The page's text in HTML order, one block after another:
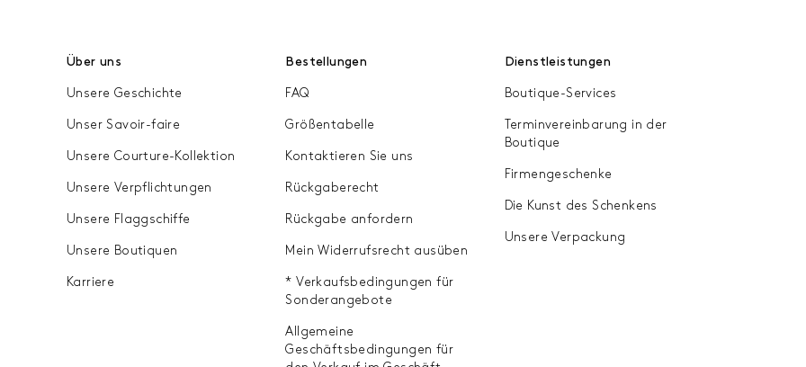
Über uns
Unsere Geschichte
Unser Savoir-faire
Unsere Courture-Kollektion
Unsere Verpflichtungen
Unsere Flaggschiffe
Unsere Boutiquen
Karriere
Bestellungen
FAQ
Größentabelle
Kontaktieren Sie uns
Rückgaberecht
Rückgabe anfordern
Mein Widerrufsrecht ausüben
* Verkaufsbedingungen für
Sonderangebote
Allgemeine
Geschäftsbedingungen für
Dienstleistungen
Boutique-Services
Terminvereinbarung in der
Boutique
Firmengeschenke
Die Kunst des Schenkens
Unsere Verpackung